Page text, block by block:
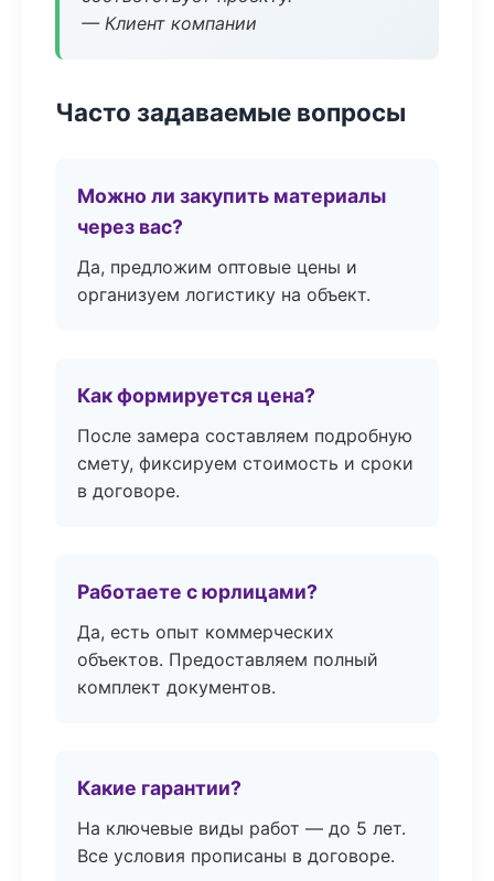
— Клиент компании
Часто задаваемые вопросы
Можно ли закупить материалы
через вас?
Да, предложим оптовые цены и
организуем логистику на объект.
Как формируется цена?
После замера составляем подробную
смету, фиксируем стоимость и сроки
в договоре.
Работаете с юрлицами?
Да, есть опыт коммерческих
объектов. Предоставляем полный
комплект документов.
Какие гарантии?
На ключевые виды работ — до 5 лет.
Все условия прописаны в договоре.